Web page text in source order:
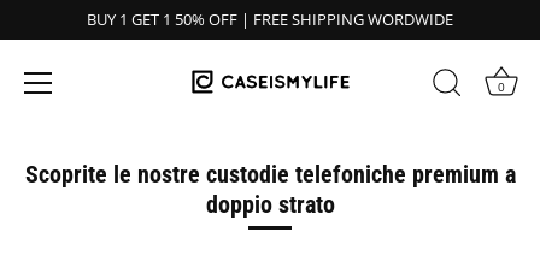
contenuto
BUY 1 GET 1 50% OFF | FREE SHIPPING WORDWIDE
0
Scoprite le nostre custodie telefoniche premium a
doppio strato